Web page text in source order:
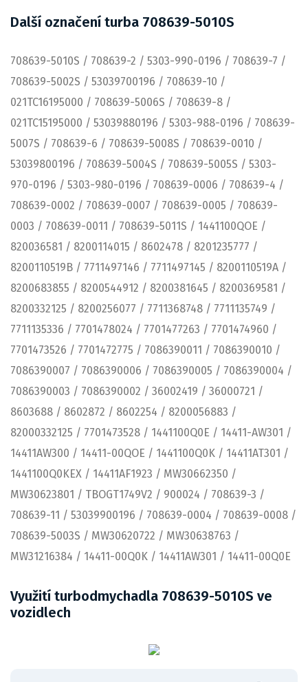
Další označení turba 708639-5010S
708639-5010S / 708639-2 / 5303-990-0196 / 708639-7 /
708639-5002S / 53039700196 / 708639-10 /
021TC16195000 / 708639-5006S / 708639-8 /
021TC15195000 / 53039880196 / 5303-988-0196 / 708639-
5007S / 708639-6 / 708639-5008S / 708639-0010 /
53039800196 / 708639-5004S / 708639-5005S / 5303-
970-0196 / 5303-980-0196 / 708639-0006 / 708639-4 /
708639-0002 / 708639-0007 / 708639-0005 / 708639-
0003 / 708639-0011 / 708639-5011S / 1441100QOE /
820036581 / 8200114015 / 8602478 / 8201235777 /
8200110519B / 7711497146 / 7711497145 / 8200110519A /
8200683855 / 8200544912 / 8200381645 / 8200369581 /
8200332125 / 8200256077 / 7711368748 / 7711135749 /
7711135336 / 7701478024 / 7701477263 / 7701474960 /
7701473526 / 7701472775 / 7086390011 / 7086390010 /
7086390007 / 7086390006 / 7086390005 / 7086390004 /
7086390003 / 7086390002 / 36002419 / 36000721 /
8603688 / 8602872 / 8602254 / 8200056883 /
82000332125 / 7701473528 / 1441100Q0E / 14411-AW301 /
14411AW300 / 14411-00QOE / 1441100Q0K / 14411AT301 /
1441100Q0KEX / 14411AF1923 / MW30662350 /
MW30623801 / TBOGT1749V2 / 900024 / 708639-3 /
708639-11 / 53039900196 / 708639-0004 / 708639-0008 /
708639-5003S / MW30620722 / MW30638763 /
MW31216384 / 14411-00Q0K / 14411AW301 / 14411-00Q0E
Využití turbodmychadla 708639-5010S ve
vozidlech